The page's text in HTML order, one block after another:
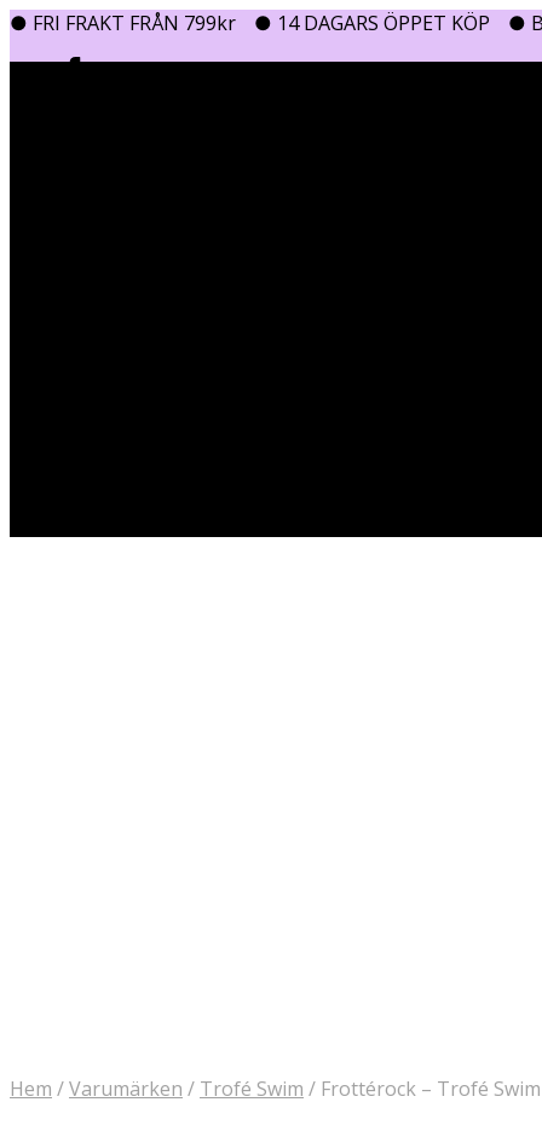
● FRI FRAKT FRÅN 799kr ● 14 DAGARS ÖPPET KÖP ●
Hem /Varumärken / Trofé Swim / Frottérock – Trofé Swim